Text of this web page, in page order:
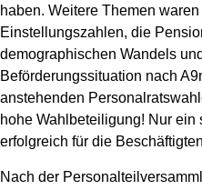
haben. Weitere Themen
Einstellungszahlen, die
demographischen Wandels
Beförderungssituation nach
anstehenden
hohe Wahlbeteiligung! Nur ein
erfolgreich für die
Nach der